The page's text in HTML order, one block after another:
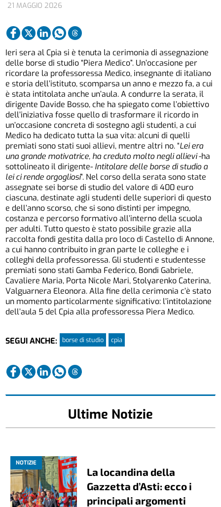
21 MAGGIO 2026
Ieri sera al Cpia si è tenuta la cerimonia di assegnazione
delle borse di studio “Piera Medico”. Un’occasione per
ricordare la professoressa Medico, insegnante di italiano
e storia dell’istituto, scomparsa un anno e mezzo fa, a cui
è stata intitolata anche un’aula. A condurre la serata, il
dirigente Davide Bosso, che ha spiegato come l’obiettivo
dell’iniziativa fosse quello di trasformare il ricordo in
un’occasione concreta di sostegno agli studenti, a cui
Medico ha dedicato tutta la sua vita: alcuni di quelli
premiati sono stati suoi allievi, mentre altri no. “Lei era
una grande motivatrice, ha creduto molto negli allievi-ha
sottolineato il dirigente- Intitolare delle borse di studio a
lei ci rende orgogliosi”. Nel corso della serata sono state
assegnate sei borse di studio del valore di 400 euro
ciascuna, destinate agli studenti delle superiori di questo
e dell’anno scorso, che si sono distinti per impegno,
costanza e percorso formativo all’interno della scuola
per adulti. Tutto questo è stato possibile grazie alla
raccolta fondi gestita dalla pro loco di Castello di Annone,
a cui hanno contribuito in gran parte le colleghe e i
colleghi della professoressa. Gli studenti e studentesse
premiati sono stati Gamba Federico, Bondi Gabriele,
Cavaliere Maria, Porta Nicole Mari, Stolyarenko Caterina,
Valguarnera Eleonora. Alla fine della cerimonia c’è stato
un momento particolarmente significativo: l’intitolazione
dell’aula 5 del Cpia alla professoressa Piera Medico.
SEGUI ANCHE: borse di studio cpia
Ultime Notizie
NOTIZIE
La locandina della
Gazzetta d’Asti: ecco i
principali argomenti